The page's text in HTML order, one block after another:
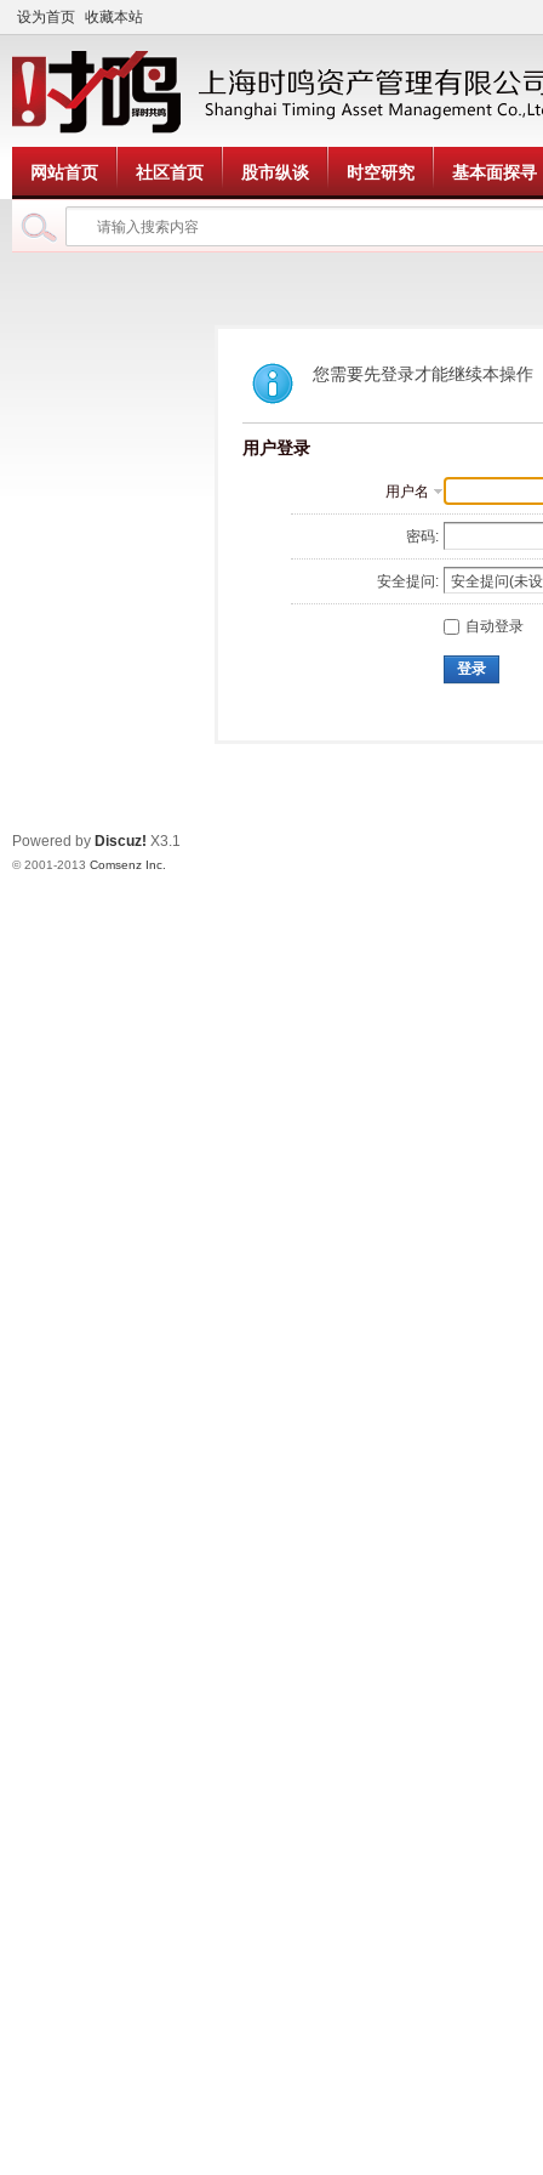
设为首页 收藏本站
网站首页 社区首页 股市纵谈 时空研究 基本面探寻
您需要先登录才能继续本操作
用户登录
用户名
密码:
安全提问:
自动登录
登录
Powered by Discuz! X3.1
© 2001-2013 Comsenz Inc.